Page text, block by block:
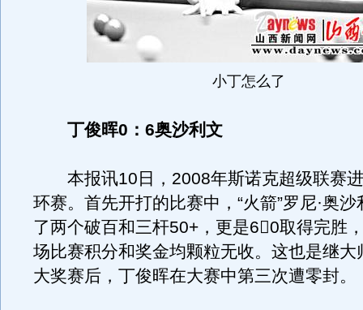
小丁怎么了
丁俊晖0：6奥沙利文
本报讯10日，2008年斯诺克超级联赛
环赛。首先开打的比赛中，“火箭”罗尼·奥
了两个破百和三杆50+，更是60取得完胜
场比赛积分和奖金均颗粒无收。这也是继大
大奖赛后，丁俊晖在大赛中第三次遭零封。